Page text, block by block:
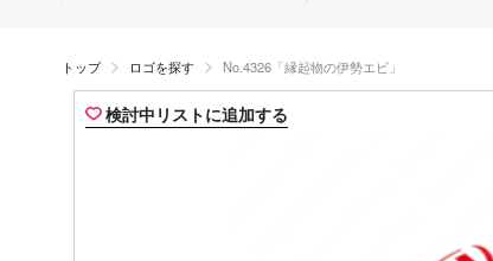
トップ ロゴを探す No.4326「縁起物の伊勢エビ」
検討中リストに追加する